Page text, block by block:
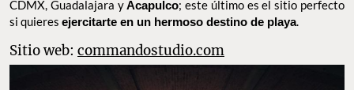
humano, con instructores altamente capacitados y motivación
constante. Ofreceuno de losbootcampsmás especializados en
Guadalajara yAcapulco; este último es el sitio perfecto si